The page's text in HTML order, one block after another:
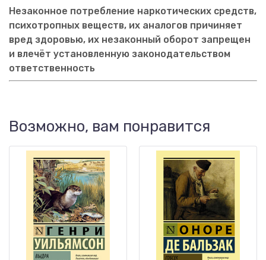
Незаконное потребление наркотических средств,
психотропных веществ, их аналогов причиняет
вред здоровью, их незаконный оборот запрещен
и влечёт установленную законодательством
ответственность
Возможно, вам понравится